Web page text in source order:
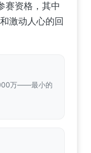
赛资格，其中
激动人心的回
万——最小的